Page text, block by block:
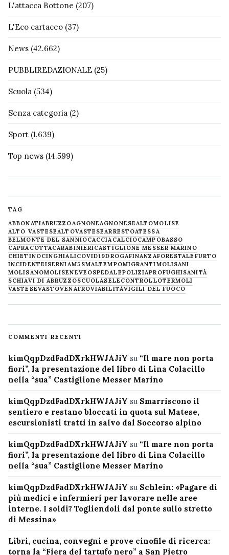
L'attacca Bottone (207)
L'Eco cartaceo (37)
News (42.662)
PUBBLIREDAZIONALE (25)
Scuola (534)
Senza categoria (2)
Sport (1.639)
Top news (14.599)
TAG
ABBONATIABRUZZOAGNONEAGNONESEALTOMOLISE
ALTO VASTESEALTOVASTESEARRESTOATESSA
BELMONTE DEL SANNIOCACCIACALCIOCAMPOBASSO
CAPRACOTTACARABINIERICASTIGLIONE MESSER MARINO
CHIETINOCINGHIALICOVID19DROGAFINANZAFORESTALE FURTO
INCIDENTEISERNIAM5SMALTEMPOMIGRANTIMOLISANI
MOLISANOMOLISENEVE OSPEDALEPOLIZIAPROFUGHISANITÀ
SCHIAVI DI ABRUZZOSCUOLASELECONTROLLOTERMOLI
VASTESEVASTOVENAFROVIABILITÀVIGILI DEL FUOCO
COMMENTI RECENTI
kimQqpDzdFadDXrkHWJAJiY su “Il mare non porta
fiori”, la presentazione del libro di Lina Colacillo
nella “sua” Castiglione Messer Marino
kimQqpDzdFadDXrkHWJAJiY su Smarriscono il
sentiero e restano bloccati in quota sul Matese,
escursionisti tratti in salvo dal Soccorso alpino
kimQqpDzdFadDXrkHWJAJiY su “Il mare non porta
fiori”, la presentazione del libro di Lina Colacillo
nella “sua” Castiglione Messer Marino
kimQqpDzdFadDXrkHWJAJiY su Schlein: «Pagare di
più medici e infermieri per lavorare nelle aree
interne. I soldi? Togliendoli dal ponte sullo stretto
di Messina»
Libri, cucina, convegni e prove cinofile di ricerca:
torna la “Fiera del tartufo nero” a San Pietro